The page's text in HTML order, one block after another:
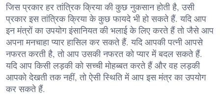
जिस प्रकार हर तांत्रिक क्रिया की कुछ नुकसान होती है, उसी
प्रकार इस तांत्रिक क्रिया के कुछ फायदे भी हो सकते हैं. यदि आप
इन मंत्रों का उपयोग इंसानियत की भलाई के लिए करते हैं तो जैसे आप
अपना मनचाहा प्यार हासिल कर सकते हैं. यदि आपकी पत्नी आपसे
नफरत करती है, तो आप उसकी नफरत को प्यार में बदल सकते हैं.
यदि आप किसी लड़की को सच्ची मोहब्बत करते हैं और वह लड़की
आपको देखती तक नहीं, तो ऐसी स्थिति में आप इस मंत्र का उपयोग
कर सकते हैं.